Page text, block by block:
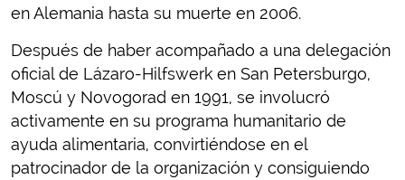
en Alemania hasta su muerte en 2006.
Después de haber acompañado a una delegación
oficial de Lázaro-Hilfswerk en San Petersburgo,
Moscú y Novogorad en 1991, se involucró
activamente en su programa humanitario de
ayuda alimentaria, convirtiéndose en el
patrocinador de la organización y consiguiendo